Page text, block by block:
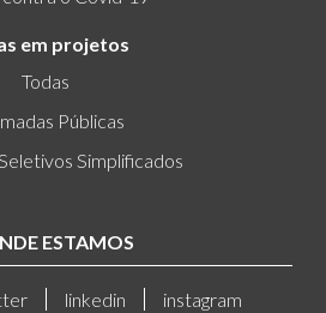
em projetos
Todas
Públicas
Simplificados
ESTAMOS
linkedin instagram